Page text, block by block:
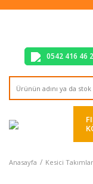
Tüm
0542 416 46
Anasayfa Kesici Takımlar